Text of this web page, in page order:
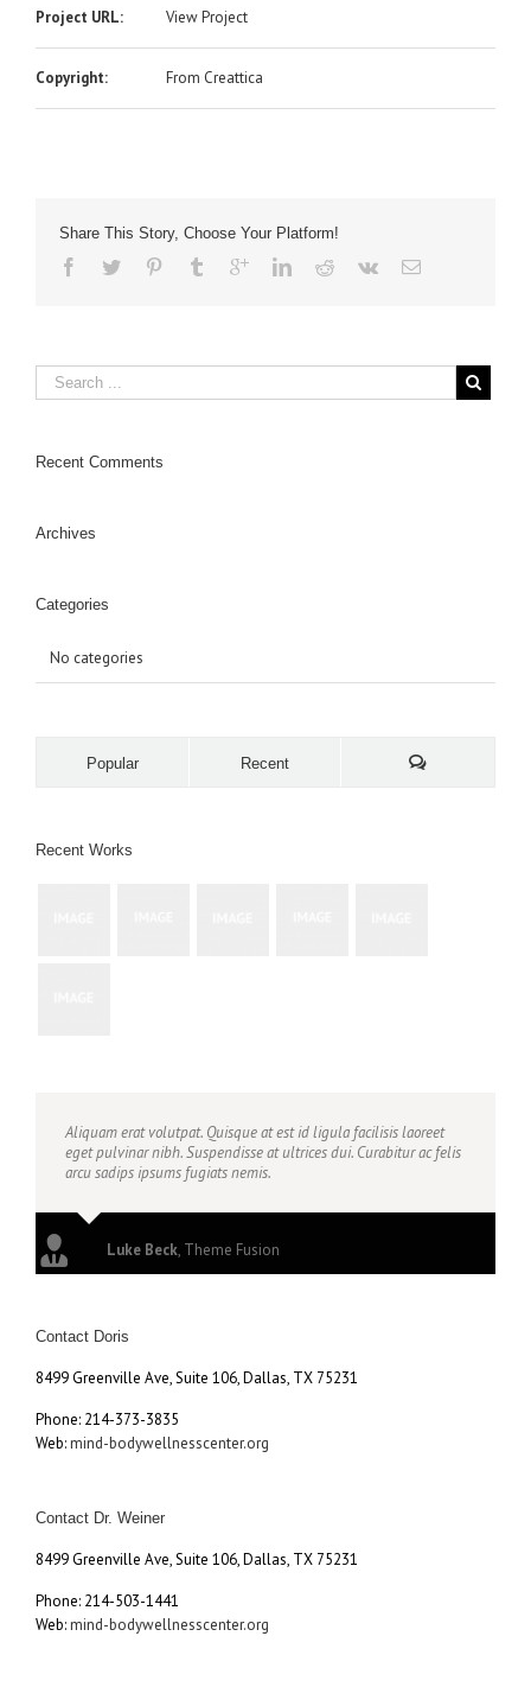
Project URL: View Project
Copyright: From Creattica
Share This Story, Choose Your Platform!
Recent Comments
Archives
Categories
No categories
Popular Recent
Recent Works
Aliquam erat volutpat. Quisque at est id ligula facilisis laoreet
eget pulvinar nibh. Suspendisse at ultrices dui. Curabitur ac felis
arcu sadips ipsums fugiats nemis.
Luke Beck, Theme Fusion
Contact Doris
8499 Greenville Ave, Suite 106, Dallas, TX 75231
Phone: 214-373-3835
Web:mind-bodywellnesscenter.org
Contact Dr. Weiner
8499 Greenville Ave, Suite 106, Dallas, TX 75231
Phone: 214-503-1441
Web:mind-bodywellnesscenter.org